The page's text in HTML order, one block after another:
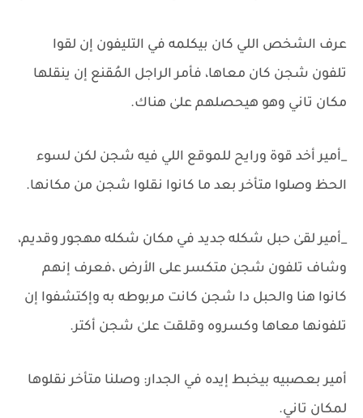
عرف الشخص اللي كان بيكلمه في التليفون إن لقوا
تلفون شجن كان معاها، فأمر الراجل المُقنع إن ينقلها
مكان تاني وهو هيحصلهم علىٰ هناك.
_أمير أخد قوة ورايح للموقع اللي فيه شجن لكن لسوء
الحظ وصلوا متأخر بعد ما كانوا نقلوا شجن من مكانها.
_أمير لقىٰ حبل شكله جديد في مكان شكله مهجور وقديم،
وشاف تلفون شجن متكسر على الأرض ،فعرف إنهم
كانوا هنا والحبل دا شجن كانت مربوطه به وإكتشفوا إن
تلفونها معاها وكسروه وقلقت علىٰ شجن أكتر.
أمير بعصبيه بيخبط إيده في الجدار: وصلنا متأخر نقلوها
لمكان تاني.